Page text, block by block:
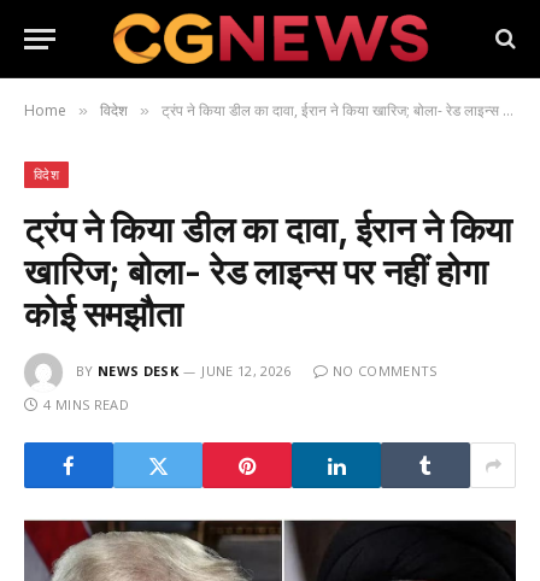
Home » विदेश » ट्रंप ने किया डील का दावा, ईरान ने किया खारिज; बोला- रेड लाइन्स पर नहीं होगा कोई समझौता
विदेश
ट्रंप ने किया डील का दावा, ईरान ने किया
खारिज; बोला- रेड लाइन्स पर नहीं होगा
कोई समझौता
BY NEWS DESK JUNE 12, 2026
NO COMMENTS
4 MINS READ